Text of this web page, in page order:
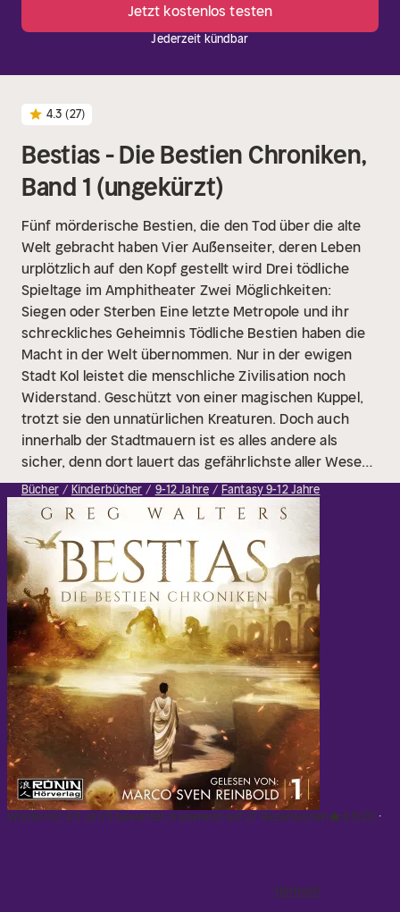
Jetzt kostenlos testen
Jederzeit kündbar
4.3 (27)
Bestias - Die Bestien Chroniken,
Band 1 (ungekürzt)
Fünf mörderische Bestien, die den Tod über die alte
Welt gebracht haben Vier Außenseiter, deren Leben
urplötzlich auf den Kopf gestellt wird Drei tödliche
Spieltage im Amphitheater Zwei Möglichkeiten:
Siegen oder Sterben Eine letzte Metropole und ihr
schreckliches Geheimnis Tödliche Bestien haben die
Macht in der Welt übernommen. Nur in der ewigen
Stadt Kol leistet die menschliche Zivilisation noch
Widerstand. Geschützt von einer magischen Kuppel,
trotzt sie den unnatürlichen Kreaturen. Doch auch
innerhalb der Stadtmauern ist es alles andere als
sicher, denn dort lauert das gefährlichste aller Wesen
- der Mensch.
Bücher Kinderbücher 9-12 Jahre Fantasy 9-12 Jahre
Wurde mit 4.3 von 5 bewertet, basierend auf 27 Rezensionen 4.3(27)
Hörbuch